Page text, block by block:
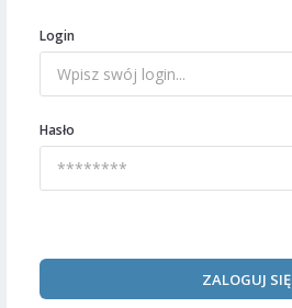
Login
Hasło
ZALOGUJ SIĘ